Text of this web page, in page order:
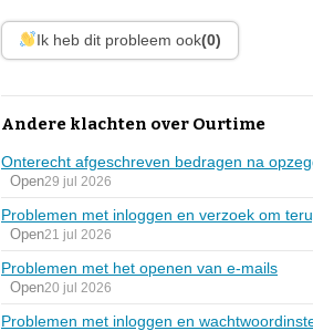
Ik heb dit probleem ook(0)
Andere klachten over Ourtime
Onterecht afgeschreven bedragen na
Open29 jul 2026
Problemen met inloggen en verzoek om
Open21 jul 2026
Problemen met het openen van e-mails
Open20 jul 2026
Problemen met inloggen en